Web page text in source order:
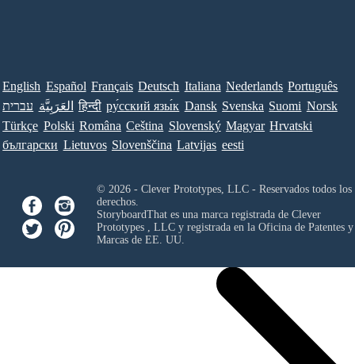
English Español Français Deutsch Italiana Nederlands Português
עברית العَرَبِيَّة हिन्दी ру́сский язы́к Dansk Svenska Suomi Norsk
Türkçe Polski Româna Ceština Slovenský Magyar Hrvatski
български Lietuvos Slovenščina Latvijas eesti
© 2026 - Clever Prototypes, LLC - Reservados todos los
derechos.
StoryboardThat es una marca registrada de Clever
Prototypes , LLCy registrada en la Oficina de Patentes y
Marcas de EE. UU.